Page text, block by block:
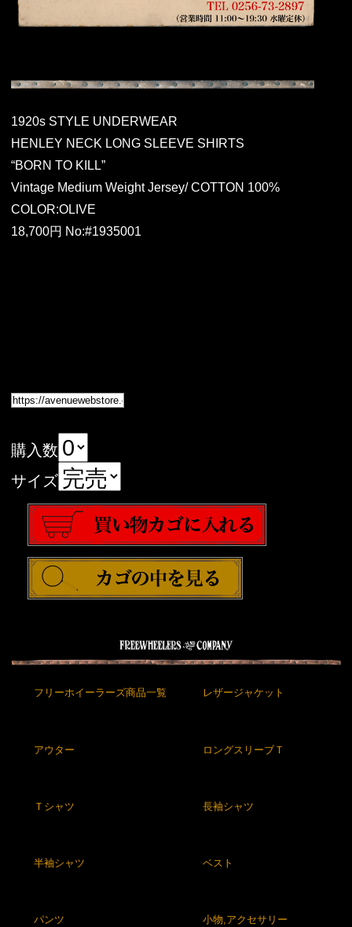
1920s STYLE UNDERWEAR
HENLEY NECK LONG SLEEVE SHIRTS
“BORN TO KILL”
Vintage Medium Weight Jersey/ COTTON 100%
COLOR:OLIVE
18,700円 No:#1935001
購入数
サイズ
フリーホイーラーズ商品一覧 レザージャケット
アウター ロングスリーブＴ
Ｔシャツ 長袖シャツ
半袖シャツ ベスト
パンツ 小物,アクセサリー